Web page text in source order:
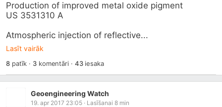
Production of improved metal oxide pigment
US 3531310 A
Atmospheric injection of reflective...
Lasīt vairāk
8patīk · 3komentāri · 43iesaka
Geoengineering Watch
19. apr 2017 23:05 · Lasīšanai 8 min